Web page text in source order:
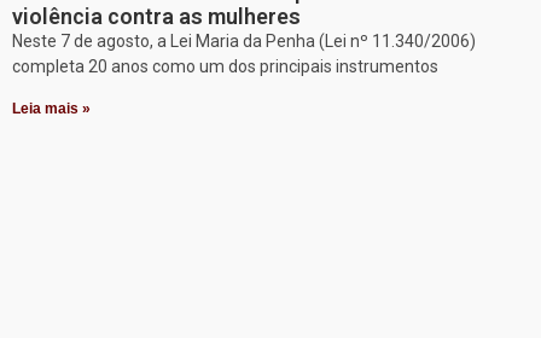
violência contra as mulheres
Neste 7 de agosto, a Lei Maria da Penha (Lei nº 11.340/2006)
completa 20 anos como um dos principais instrumentos
Leia mais »